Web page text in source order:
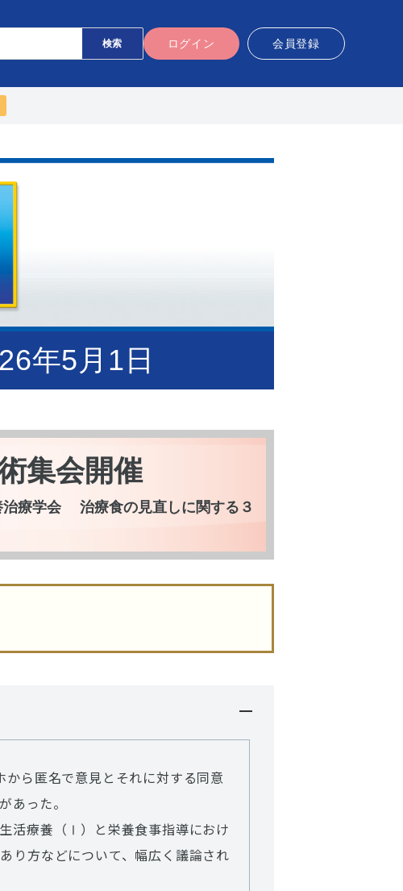
ログイン 会員登録
年5月1日
集会開催
治療学会 治療食の見直しに関する３
ら匿名で意見とそれに対する同意
あった。
活療養（Ⅰ）と栄養食事指導におけ
り方などについて、幅広く議論され